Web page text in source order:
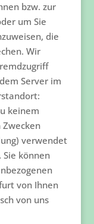
bzw. zur
um Sie
die
Wir
Server im
keinem
verwendet
können
von Ihnen
von uns